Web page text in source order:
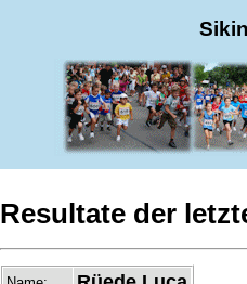
Resultate der